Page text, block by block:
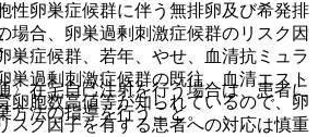
性卵巣症候群に伴う無排卵及び希発排
場合、卵巣過剰刺激症候群のリスク因
巣症候群、若年、やせ、血清抗ミュラ
巣過剰刺激症候群の既往、血清エスト
卵胞数高値等が知られているので、卵
スク因子を有する患者への対応は慎重
在宅自己注射を行う場合は、患者に
方法の指導を行うこと。